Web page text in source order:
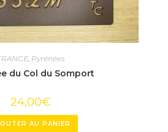
, Pyrénées
du Col du Somport
24,00€
AU PANIER